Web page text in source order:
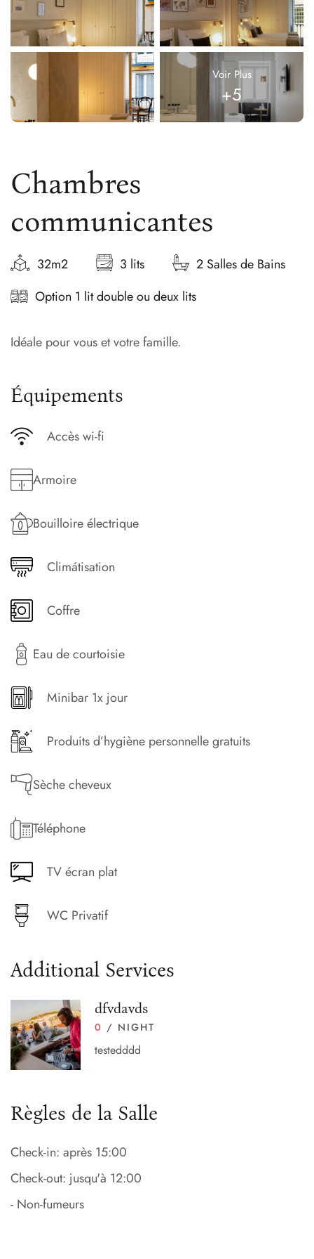
Voir Plus
+5
Chambres
communicantes
32m2 3 lits
2 Salles de Bains
Option 1 lit double ou deux lits
Idéale pour vous et votre famille.
Équipements
Accès wi-fi
Armoire
Bouilloire électrique
Climátisation
Coffre
Eau de courtoisie
Minibar 1x jour
Produits d’hygiène personnelle gratuits
Sèche cheveux
Téléphone
TV écran plat
WC Privatif
Additional Services
dfvdavds
0 / NIGHT
testedddd
Règles de la Salle
Check-in: après 15:00
Check-out: jusqu'à 12:00
- Non-fumeurs